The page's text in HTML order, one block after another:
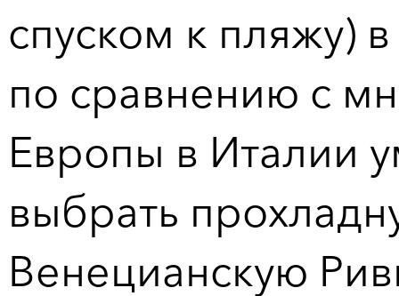
спуском к пляжу)
по сравнению с
Европы в Италии
выбрать
Венецианскую